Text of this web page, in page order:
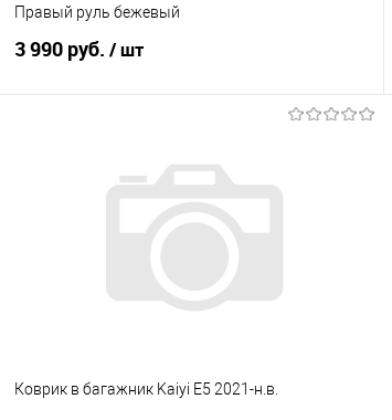
Правый руль бежевый
3 990 руб. / шт
Купить в 1 клик
Сравнение
Под заказ
Коврик в багажник Kaiyi E5 2021-н.в.